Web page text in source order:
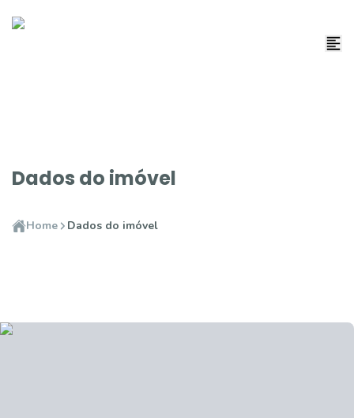
Dados do imóvel
Home Dados do imóvel